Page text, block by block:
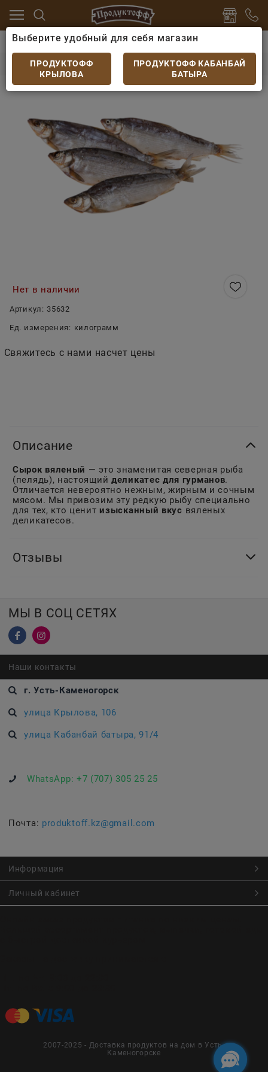
Рыба и морепродукты Рыба вяленая
Сырок вяленый
Нет в наличии
Артикул: 35632
Ед. измерения: килограмм
Свяжитесь с нами насчет цены
Описание
Сырок вяленый — это знаменитая северная рыба
(пелядь), настоящий деликатес для гурманов.
Отличается невероятно нежным, жирным и сочным
мясом. Мы привозим эту редкую рыбу специально
для тех, кто ценит изысканный вкус вяленых
деликатесов.
Отзывы
МЫ В СОЦ СЕТЯХ
Наши контакты
г. Усть-Каменогорск
улица Крылова, 106
улица Кабанбай батыра, 91/4
WhatsApp: +7 (707) 305 25 25
Почта: produktoff.kz@gmail.com
Информация
Личный кабинет
2007-2025 - Доставка продуктов на дом в Усть-
Каменогорске
Выберите удобный для себя магазин
ПРОДУКТОФФ
КРЫЛОВА
ПРОДУКТОФФ КАБАНБАЙ
БАТЫРА